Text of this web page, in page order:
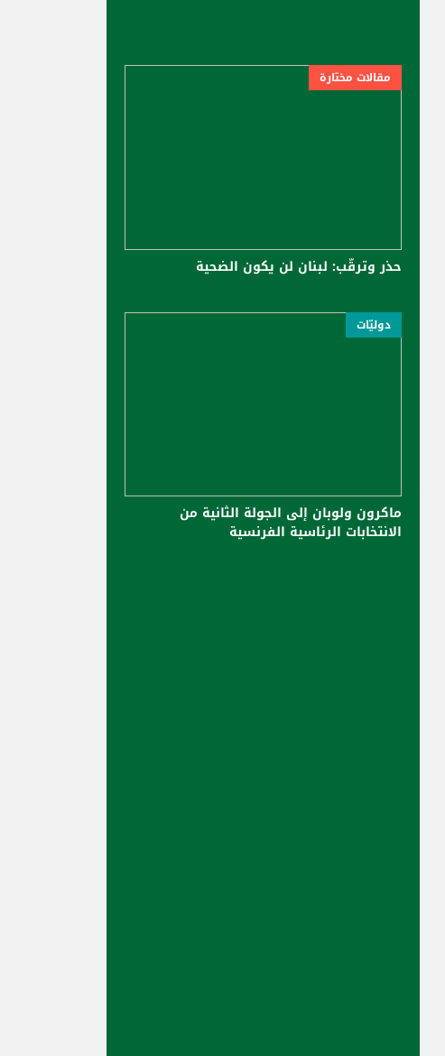
مقالات مختارة
حذر وترقّب: لبنان لن يكون الضحية
دوليّات
ماكرون ولوبان إلى الجولة الثانية من
الانتخابات الرئاسية الفرنسية